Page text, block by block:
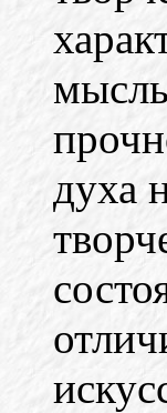
духа